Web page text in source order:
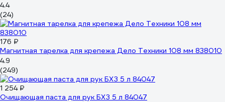
4.4
(24)
176 ₽
Магнитная тарелка для крепежа Дело Техники 108 мм 838010
4.9
(249)
1 254 ₽
Очищающая паста для рук БХЗ 5 л 84047